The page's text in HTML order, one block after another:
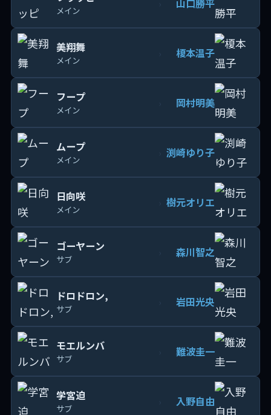
メイン 山口勝平
美翔舞
メイン 榎本温子
フープ
メイン 岡村明美
ムープ
メイン 渕崎ゆり子
日向咲
メイン 樹元オリエ
ゴーヤーン
サブ 森川智之
ドロドロン,
サブ 岩田光央
モエルンバ
サブ 難波圭一
学宮迫
サブ 入野自由